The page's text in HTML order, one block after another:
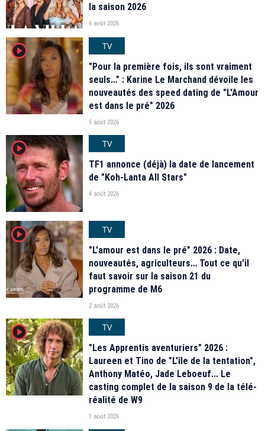
la saison 2026
6 août 2026
player2
TV
"Pour la première fois, ils sont vraiment
seuls…" : Karine Le Marchand dévoile les
nouveautés des speed dating de "L'Amour
est dans le pré" 2026
5 août 2026
player2
TV
TF1 annonce (déjà) la date de lancement
de "Koh-Lanta All Stars"
4 août 2026
player2
TV
"L'amour est dans le pré" 2026 : Date,
nouveautés, agriculteurs… Tout ce qu'il
faut savoir sur la saison 21 du
programme de M6
2 août 2026
player2
TV
"Les Apprentis aventuriers" 2026 :
Laureen et Tino de "L'île de la tentation",
Anthony Matéo, Jade Leboeuf... Le
casting complet de la saison 9 de la télé-
réalité de W9
1 août 2026